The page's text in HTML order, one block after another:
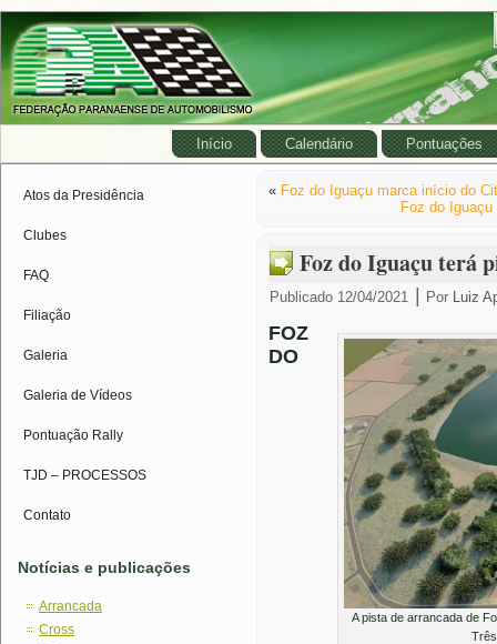
Início Calendário Pontuações
Atos da Presidência
Clubes
FAQ
Filiação
Galeria
Galeria de Vídeos
Pontuação Rally
TJD – PROCESSOS
Contato
Notícias e publicações
Arrancada
Cross
« Foz do Iguaçu marca início do
Foz do
Foz do Iguaçu terá
Publicado 12/04/2021 Por Luiz
A pista de arrancada de
FOZ
DO